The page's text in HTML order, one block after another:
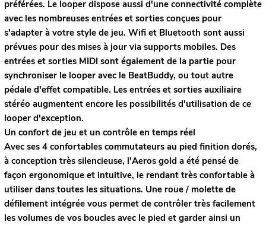
préférées. Le looper dispose aussi d'une connectivité complète
avec les nombreuses entrées et sorties conçues pour
s'adapter à votre style de jeu. Wifi et Bluetooth sont aussi
prévues pour des mises à jour via supports mobiles. Des
entrées et sorties MIDI sont également de la partie pour
synchroniser le looper avec le BeatBuddy, ou tout autre
pédale d'effet compatible. Les entrées et sorties auxiliaire
stéréo augmentent encore les possibilités d'utilisation de ce
looper d'exception.
Un confort de jeu et un contrôle en temps réel
Avec ses 4 confortables commutateurs au pied finition dorés,
à conception très silencieuse, l'Aeros gold a été pensé de
façon ergonomique et intuitive, le rendant très confortable à
utiliser dans toutes les situations. Une roue / molette de
défilement intégrée vous permet de contrôler très facilement
les volumes de vos boucles avec le pied et garder ainsi un